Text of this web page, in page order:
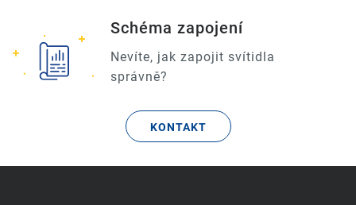
Schéma zapojení
Nevíte, jak zapojit svítidla
správně?
KONTAKT